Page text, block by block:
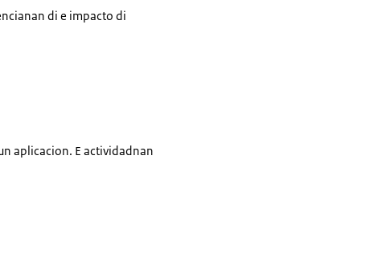
di e impacto di
aplicacion. E actividadnan